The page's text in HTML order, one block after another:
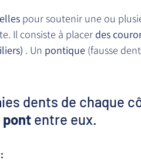
pour soutenir une ou
Il consiste à placer des
. Un pontique (fausse
dents de chaque
pont entre eux.